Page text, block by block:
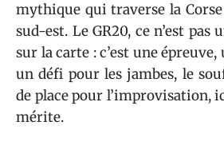
mythique qui traverse la
sud-est. Le GR20, ce n’est
sur la carte : c’est une épreuve,
un défi pour les jambes, le
de place pour l’improvisation,
mérite.